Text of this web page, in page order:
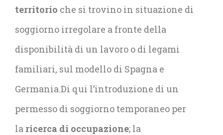
territorio che si trovino in situazione di
soggiorno irregolare a fronte della
disponibilità di un lavoro o di legami
familiari, sul modello di Spagna e
Germania.Di qui l’introduzione di un
permesso di soggiorno temporaneo per
la ricerca di occupazione; la